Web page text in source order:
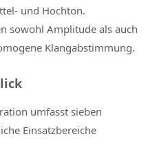
und Hochton.
sowohl Amplitude als auch
Klangabstimmung.
umfasst sieben
Einsatzbereiche